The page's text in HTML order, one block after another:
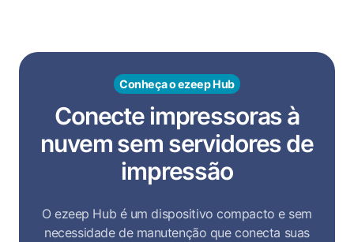
Conheça o ezeep Hub
Conecte impressoras à
nuvem sem servidores de
impressão
O ezeep Hub é um dispositivo compacto e sem
necessidade de manutenção que conecta suas